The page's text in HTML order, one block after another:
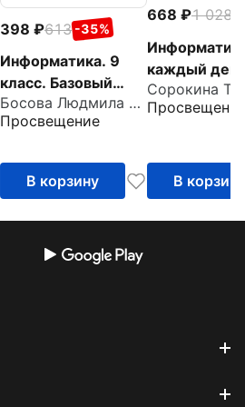
398 613 -35%
Информатика. 9
класс. Базовый
уровень. Рабочая
тетрадь. Часть 1
Босова Людмила Леонидовна
Просвещение
В корзину
668 1 028
каждый
классы.
В корзину